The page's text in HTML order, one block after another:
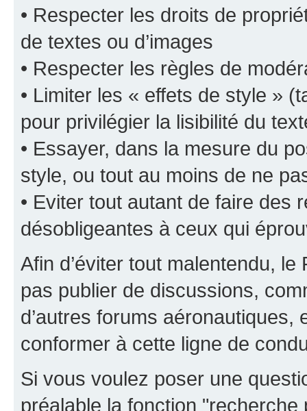
• Respecter les droits de
de textes ou d’images
• Respecter les règles de
• Limiter les « effets de style »
pour privilégier la lisibilité du
• Essayer, dans la mesure du
style, ou tout au moins de ne
• Eviter tout autant de faire des
désobligeantes à ceux qui
Afin d’éviter tout malentendu,
pas publier de discussions,
d’autres forums
conformer à cette ligne de
Si vous voulez poser une
préalable la fonction